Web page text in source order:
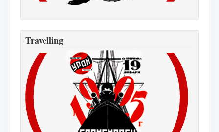
Travelling